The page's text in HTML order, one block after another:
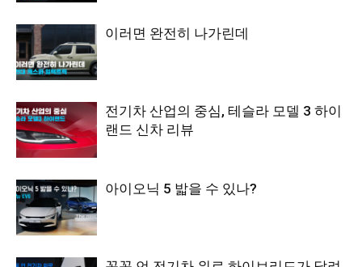
이러면 완전히 나가린데
전기차 산업의 중심, 테슬라 모델 3 하이
랜드 신차 리뷰
아이오닉 5 밟을 수 있나?